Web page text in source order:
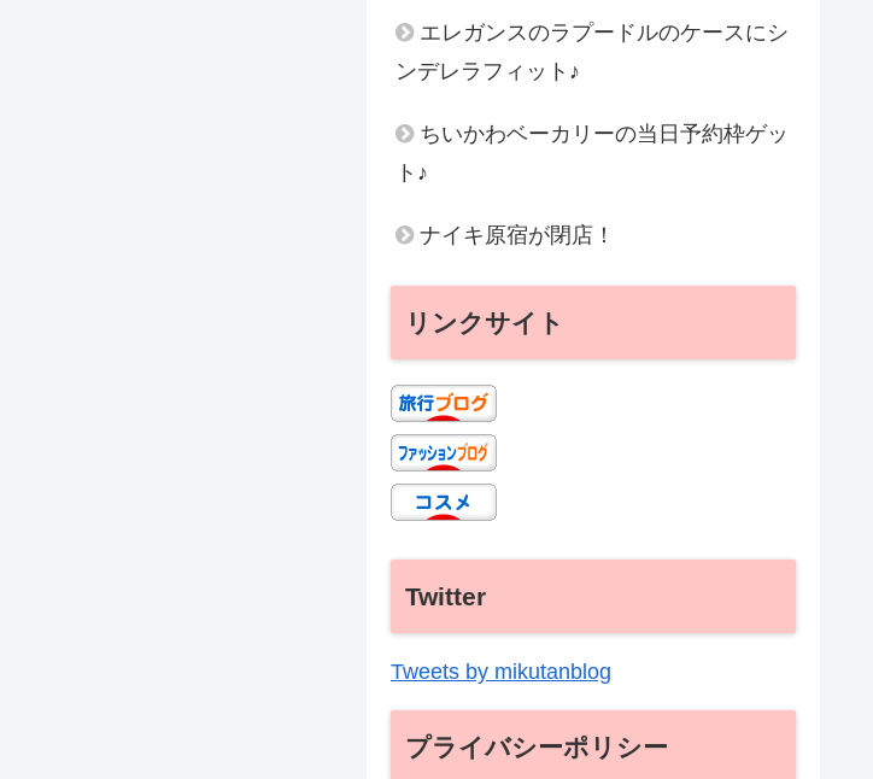
エレガンスのラプードルのケースにシ
ンデレラフィット♪
ちいかわベーカリーの当日予約枠ゲッ
ト♪
ナイキ原宿が閉店！
リンクサイト
Twitter
Tweets by mikutanblog
プライバシーポリシー